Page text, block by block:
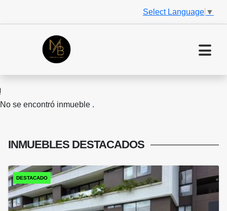
Select Language ▼
No se encontró inmueble .
INMUEBLES DESTACADOS
DESTACADO